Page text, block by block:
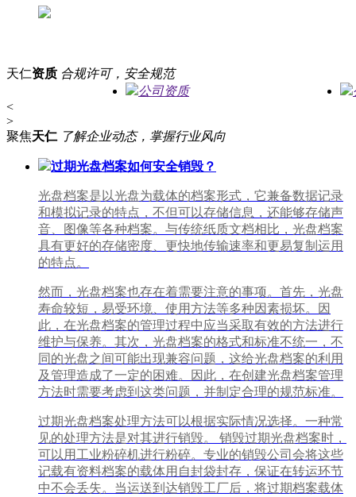
天仁资质 合规许可，安全规范
公司资质
<
>
聚焦天仁 了解企业动态，掌握行业风向
过期光盘档案如何安全销毁？
光盘档案是以光盘为载体的档案形式，它兼备数据记录
和模拟记录的特点，不但可以存储信息，还能够存储声
音、图像等各种档案。与传统纸质文档相比，光盘档案
具有更好的存储密度、更快地传输速率和更易复制运用
的特点。
然而，光盘档案也存在着需要注意的事项。首先，光盘
寿命较短，易受环境、使用方法等多种因素损坏。因
此，在光盘档案的管理过程中应当采取有效的方法进行
维护与保养。其次，光盘档案的格式和标准不统一，不
同的光盘之间可能出现兼容问题，这给光盘档案的利用
及管理造成了一定的困难。因此，在创建光盘档案管理
方法时需要考虑到这类问题，并制定合理的规范标准。
过期光盘档案处理方法可以根据实际情况选择。一种常
见的处理方法是对其进行销毁。 销毁过期光盘档案时，
可以用工业粉碎机进行粉碎。专业的销毁公司会将这些
记载有资料档案的载体用自封袋封存，保证在转运环节
中不会丢失。当运送到达销毁工厂后，将过期档案载体